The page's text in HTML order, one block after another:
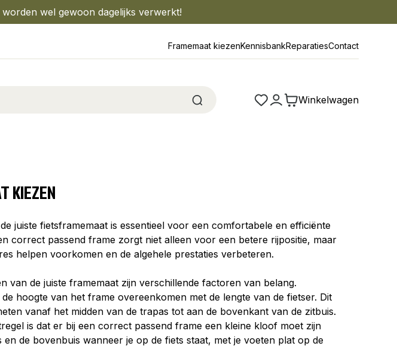
wel gewoon dagelijks verwerkt!
Framemaat kiezenKennisbankReparatiesContact
Winkelwagen
KIEZEN
juiste fietsframemaat is essentieel voor een comfortabele en efficiënte
correct passend frame zorgt niet alleen voor een betere rijpositie, maar
helpen voorkomen en de algehele prestaties verbeteren.
van de juiste framemaat zijn verschillende factoren van belang.
hoogte van het frame overeenkomen met de lengte van de fietser. Dit
vanaf het midden van de trapas tot aan de bovenkant van de zitbuis.
is dat er bij een correct passend frame een kleine kloof moet zijn
en de bovenbuis wanneer je op de fiets staat, met je voeten plat op de